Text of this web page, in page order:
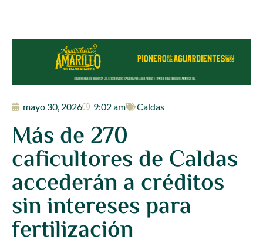
mayo 30, 2026 9:02 am Caldas
Más de 270
caficultores de Caldas
accederán a créditos
sin intereses para
fertilización